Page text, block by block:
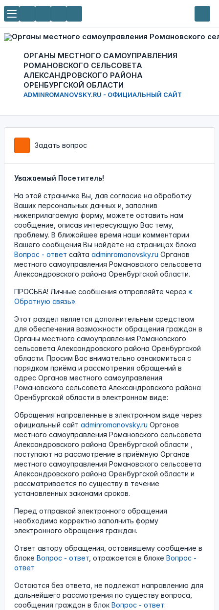
ОРГАНЫ МЕСТНОГО САМОУПРАВЛЕНИЯ
РОМАНОВСКОГО СЕЛЬСОВЕТА
АЛЕКСАНДРОВСКОГО РАЙОНА
ОРЕНБУРГСКОЙ ОБЛАСТИ
ADMINROMANOVSKY.RU - ОФИЦИАЛЬНЫЙ САЙТ
Задать вопрос
Уважаемый Посетитель!
На этой страничке Вы, дав согласие на обработку
Ваших персональных данных и, заполнив
нижеприлагаемую форму, можете оставить нам
сообщение, описав интересующую Вас тему,
проблему. В ближайшее время наши комментарии
Вашего сообщения Вы найдёте на страницах блока
Вопрос - ответ сайта adminromanovsky.ru Органов
местного самоуправления Романовского сельсовета
Александровского района Оренбургской области.
ПРОСЬБА! Личные сообшения отправляйте через «
Обратную связь».
Этот раздел является дополнительным средством
для обеспечения возможности обращения граждан в
Органы местного самоуправления Романовского
сельсовета Александровского района Оренбургской
области. Просим Вас внимательно ознакомиться с
порядком приёма и рассмотрения обращений в
адрес Органов местного самоуправления
Романовского сельсовета Александровского района
Оренбургской области в электронном виде:
Обращения направленные в электронном виде через
официальный сайт adminromanovsky.ru Органов
местного самоуправления Романовского сельсовета
Александровского района Оренбургской области ,
поступают на рассмотрение в приёмную Органов
местного самоуправления Романовского сельсовета
Александровского района Оренбургской области и
рассматривается по существу в течение
установленных законами сроков.
Перед отправкой электронного обращения
необходимо корректно заполнить форму
электронного обращения граждан.
Ответ автору обращения, оставившему сообщение в
блоке Вопрос - ответ , отражается в блоке Вопрос -
ответ
Остаются без ответа, не подлежат направлению для
дальнейшего рассмотрения по существу вопроса,
сообщения граждан в блок Вопрос - ответ: